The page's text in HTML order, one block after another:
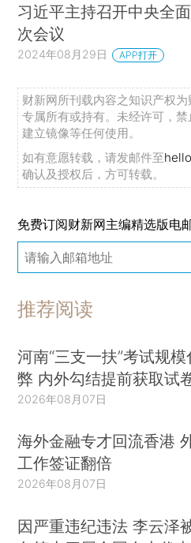
习近平主持召开中央全
次会议
2024年08月29日 APP打开
财新网所刊载内容之知识产权
专属所有或持有。未经许可，
建立镜像等任何使用。
如有意愿转载，请发邮件至
确认及授权后，方可转载。
免费订阅财新网主编精选版电
推荐阅读
河南“三支一扶”考试规
弊 内外勾结提前获取试
2026年08月07日
海外金融专才回流香港
工作签证翻倍
2026年08月07日
因严重违纪违法 李云泽